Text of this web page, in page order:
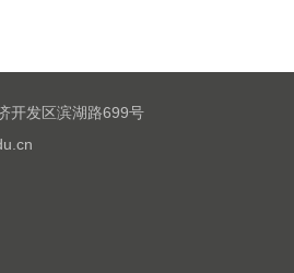
开发区滨湖路699号